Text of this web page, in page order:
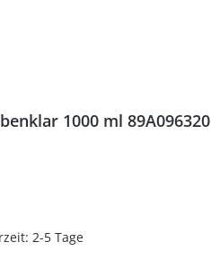
1000 ml 89A096320
2-5 Tage